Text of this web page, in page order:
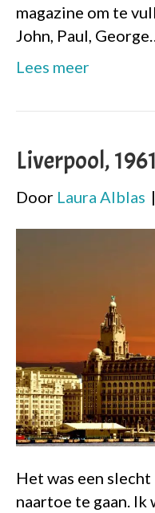
magazine om te
John, Paul,
Lees meer
Liverpool,
Door Laura Alblas |
Het was een
naartoe te gaan.